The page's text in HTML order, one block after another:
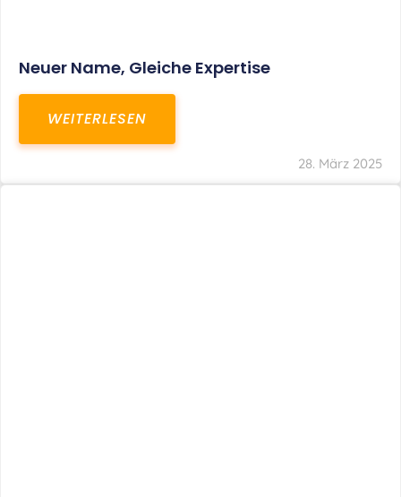
Neuer Name, Gleiche Expertise
WEITERLESEN
28. März 2025